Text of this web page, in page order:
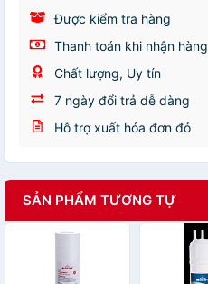
Được kiểm tra hàng
Thanh toán khi nhận hàng
Chất lượng, Uy tín
7 ngày đổi trả dễ dàng
Hỗ trợ xuất hóa đơn đỏ
SẢN PHẨM TƯƠNG TỰ